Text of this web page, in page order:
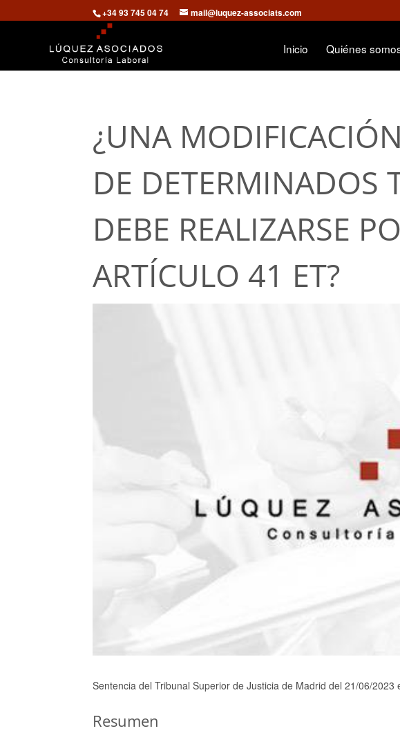
+34 93 745 04 74 mail@luquez-associats.com
Inicio Quiénes
¿UNA
DE DETERMINADOS
DEBE REALIZARSE
ARTÍCULO 41 ET?
Sentencia del Tribunal Superior de Justicia de Madrid del 21/06/
Resumen